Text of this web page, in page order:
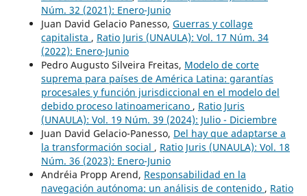
Núm. 32 (2021): Enero-Junio
Juan David Gelacio Panesso, Guerras y collage
capitalista , Ratio Juris (UNAULA): Vol. 17 Núm. 34
(2022): Enero-Junio
Pedro Augusto Silveira Freitas, Modelo de corte
suprema para países de América Latina: garantías
procesales y función jurisdiccional en el modelo del
debido proceso latinoamericano , Ratio Juris
(UNAULA): Vol. 19 Núm. 39 (2024): Julio - Diciembre
Juan David Gelacio-Panesso, Del hay que adaptarse a
la transformación social , Ratio Juris (UNAULA): Vol. 18
Núm. 36 (2023): Enero-Junio
Andréia Propp Arend, Responsabilidad en la
navegación autónoma: un análisis de contenido , Ratio